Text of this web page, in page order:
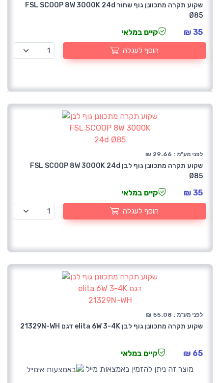
שקוע תקרה מתכוונן גוף שחור FSL SCOOP 8W 3000K 24d
Ø85
35 ₪ קיים במלאי
הוסף לעגלה
לפני מע"מ : 29.66 ₪
שקוע תקרה מתכוונן גוף לבן FSL SCOOP 8W 3000K 24d
Ø85
35 ₪ קיים במלאי
הוסף לעגלה
לפני מע"מ : 55.08 ₪
שקוע תקרה מתכוונן גוף לבן elita 6W 3-4K דגם 21329N-WH
65 ₪
קיים במלאי
מוצר זה ניתן להזמין באמצאות מייל